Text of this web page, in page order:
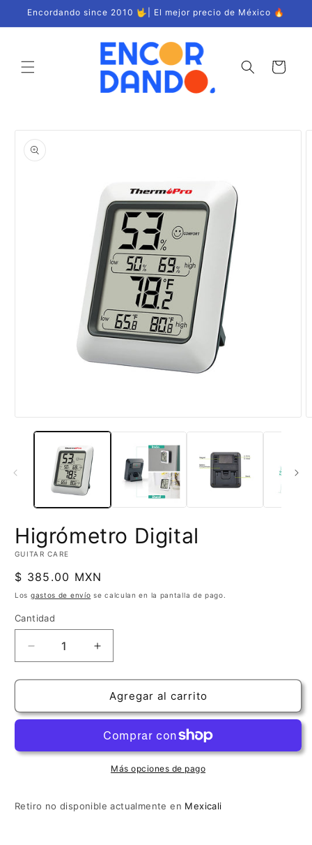
directamente
al contenido
Encordando since 2010 🤟| El mejor precio de México 🔥
Carrito
directamente
información
Abrir
elemento
una
Higrómetro Digital
GUITAR CARE
Precio
habitual
$ 385.00 MXN
Los gastos de envío se calculan en la pantalla de pago.
Cantidad
Cantidad
Reducir
cantidad
para
Digital
Aumentar
cantidad
para
Higrómetro
Digital
Agregar al carrito
Más opciones de pago
Retiro no disponible actualmente en Mexicali